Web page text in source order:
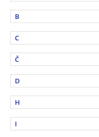
B
C
Č
D
H
I